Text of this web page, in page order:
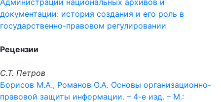
Администрации национальных архивов и
документации: история создания и его роль в
государственно-правовом регулировании
Рецензии
С.Т. Петров
Борисов М.А., Романов О.А. Основы организационно-
правовой защиты информации. – 4-е изд. – М.: